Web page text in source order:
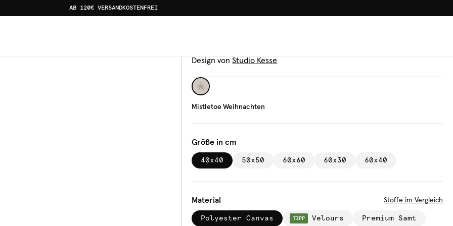
AB 120€ VERSANDKOSTENFREI
Kissen
Design von Studio Kesse
Mistletoe Weihnachten
Größe in cm
40x40 50x50 60x60 60x30 60x40
Material Stoffe im Vergleich
Polyester Canvas TIPP Velours Premium Samt